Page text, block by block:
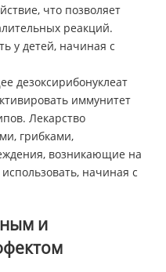
что позволяет
реакций.
у детей, начиная с
дезоксирибонуклеат
иммунитет
Лекарство
грибками,
возникающие на
начиная с
и